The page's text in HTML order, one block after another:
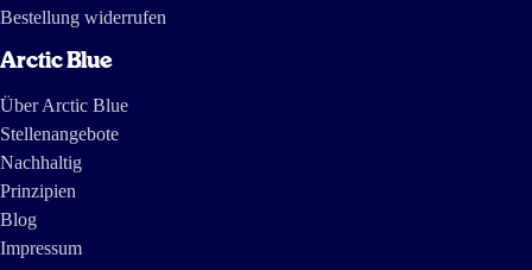
Bestellung widerrufen
Arctic Blue
Über Arctic Blue
Stellenangebote
Nachhaltig
Prinzipien
Blog
Impressum